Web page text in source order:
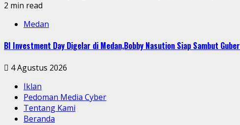
2 min read
Medan
BI Investment Day Digelar di Medan,Bobby Nasution Siap Sambut
4 Agustus 2026
Iklan
Pedoman Media Cyber
Tentang Kami
Beranda